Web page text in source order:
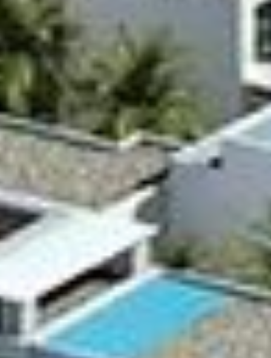
Купить
Аренда
Продажа
Новостройки